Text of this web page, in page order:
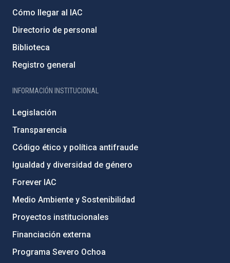
Cómo llegar al IAC
Directorio de personal
Biblioteca
Registro general
INFORMACIÓN INSTITUCIONAL
Legislación
Transparencia
Código ético y política antifraude
Igualdad y diversidad de género
Forever IAC
Medio Ambiente y Sostenibilidad
Proyectos institucionales
Financiación externa
Programa Severo Ochoa